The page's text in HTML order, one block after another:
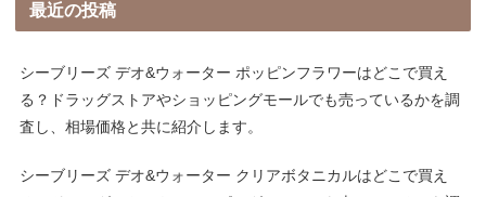
最近の投稿
シーブリーズ デオ&ウォーター ポッピンフラワーはどこで買え
る？ドラッグストアやショッピングモールでも売っているかを調
査し、相場価格と共に紹介します。
シーブリーズ デオ&ウォーター クリアボタニカルはどこで買え